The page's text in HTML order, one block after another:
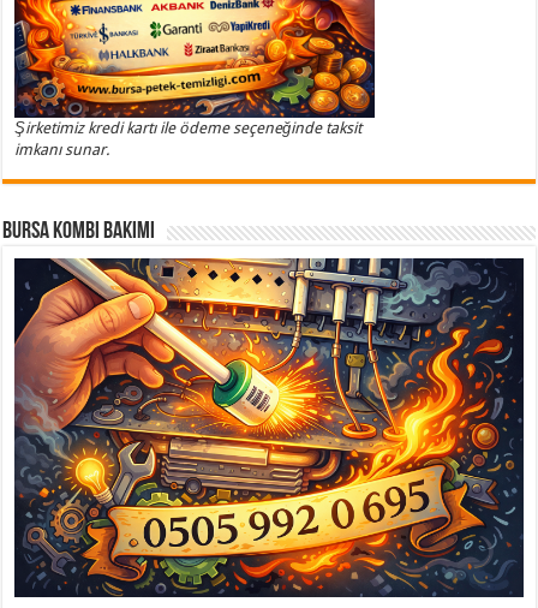
Şirketimiz kredi kartı ile ödeme seçeneğinde taksit
imkanı sunar.
Bursa Kombi Bakımı